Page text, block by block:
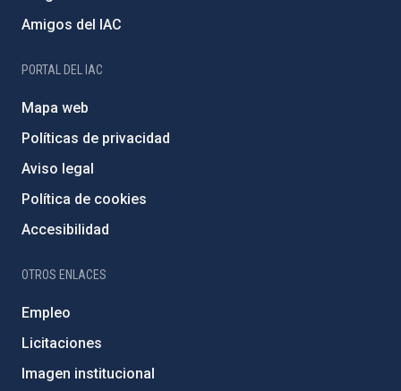
Amigos del IAC
PORTAL DEL IAC
Mapa web
Políticas de privacidad
Aviso legal
Política de cookies
Accesibilidad
OTROS ENLACES
Empleo
Licitaciones
Imagen institucional